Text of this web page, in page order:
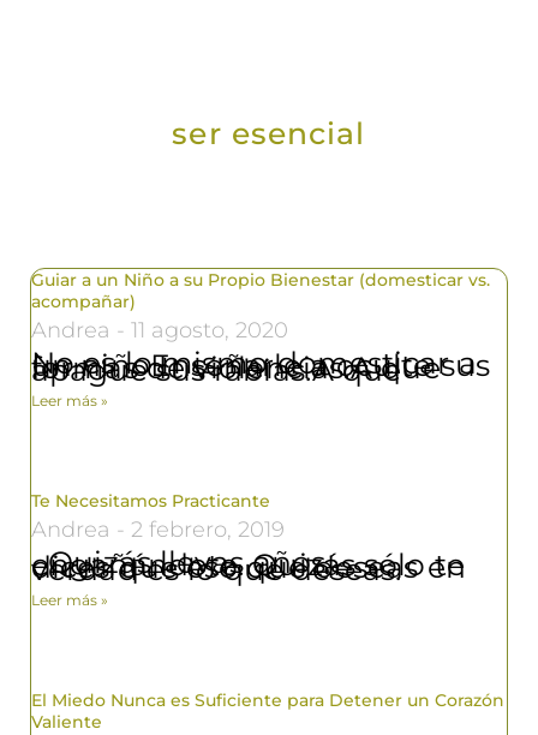
ser esencial
Guiar a un Niño a su Propio Bienestar (domesticar vs.
acompañar)
Andrea 11 agosto, 2020
No es lo mismo domesticar a un niñoEnseñarle a oculte sus formas de violencias.A que apague sus rabias.A que
Leer más »
Te Necesitamos Practicante
Andrea 2 febrero, 2019
Quizás llevas años engañándote. Quizás sólo te dices que eso que deseas en verdad es lo que deseas.
Leer más »
El Miedo Nunca es Suficiente para Detener un Corazón
Valiente